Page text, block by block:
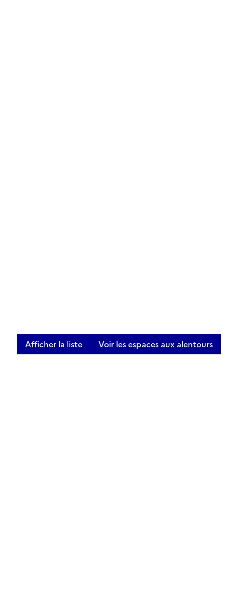
Afficher la liste Voir les espaces aux alentours